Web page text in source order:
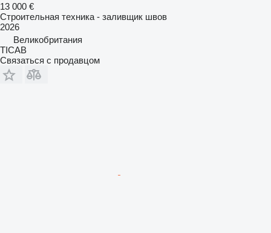
13 000 €
Строительная техника - заливщик швов
2026
Великобритания
TICAB
Связаться с продавцом